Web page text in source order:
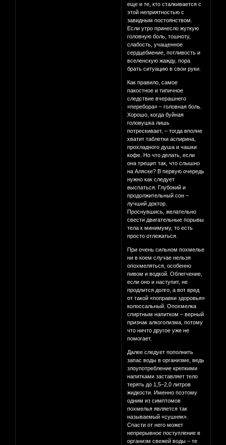
еще и те, кто сталкивается с
этой неприятностью с
завидным постоянством.
Если утро принесло жуткую
головную боль, тошноту,
слабость, учащенное
сердцебиение, потливость и
вселенскую жажду, пора
брать ситуацию в свои руки.
Как правило, самое
пакостное и типичное
следствие вчерашнего
«перебора» – головная боль.
Хорошо, когда буйная
головушка лишь
потрескивает, – тогда вполне
хватит таблетки аспирина,
прохладного душа и чашки
кофе. Но что делать, если
она трещит так, что слышно
на Аляске? В первую очередь
нужно как следует
выспаться. Глубокий и
продолжительный сон –
лучший доктор.
Проснувшись, желательно
свести двигательные порывы
тела к минимуму, то есть
просто отлежаться.
При очень сильном похмелье
ни в коем случае нельзя
опохмеляться, особенно
пивом и водкой. Облегчение,
если оно и наступит, не
продлится долго, а вот вред
от такой «поправки здоровья»
колоссальный. Опохмелка
спиртным напитком – верный
признак алкоголизма, потому
что ничто другое уже не
помогает.
Далее следует пополнить
запас воды в организме, ведь
злоупотребление крепкими
напитками заставляет тело
терять до 1,5–2,0 литров
жидкости. Именно поэтому
одним из симптомов
похмелья является так
называемый «сушняк».
Спасти от него может
непрерывное поступление в
организм свежей воды – те